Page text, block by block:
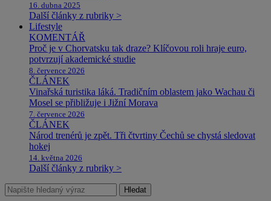
16. dubna 2025
Další články z rubriky >
Lifestyle
KOMENTÁŘ
Proč je v Chorvatsku tak draze? Klíčovou roli hraje euro,
potvrzují akademické studie
8. července 2026
ČLÁNEK
Vinařská turistika láká. Tradičním oblastem jako Wachau či
Mosel se přibližuje i Jižní Morava
7. července 2026
ČLÁNEK
Národ trenérů je zpět. Tři čtvrtiny Čechů se chystá sledovat
hokej
14. května 2026
Další články z rubriky >
Hledat